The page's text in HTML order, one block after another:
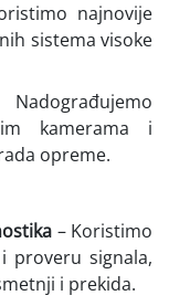
najnovije
sistema visoke
kamerama i
opreme.
– Koristimo
proveru signala,
i prekida.